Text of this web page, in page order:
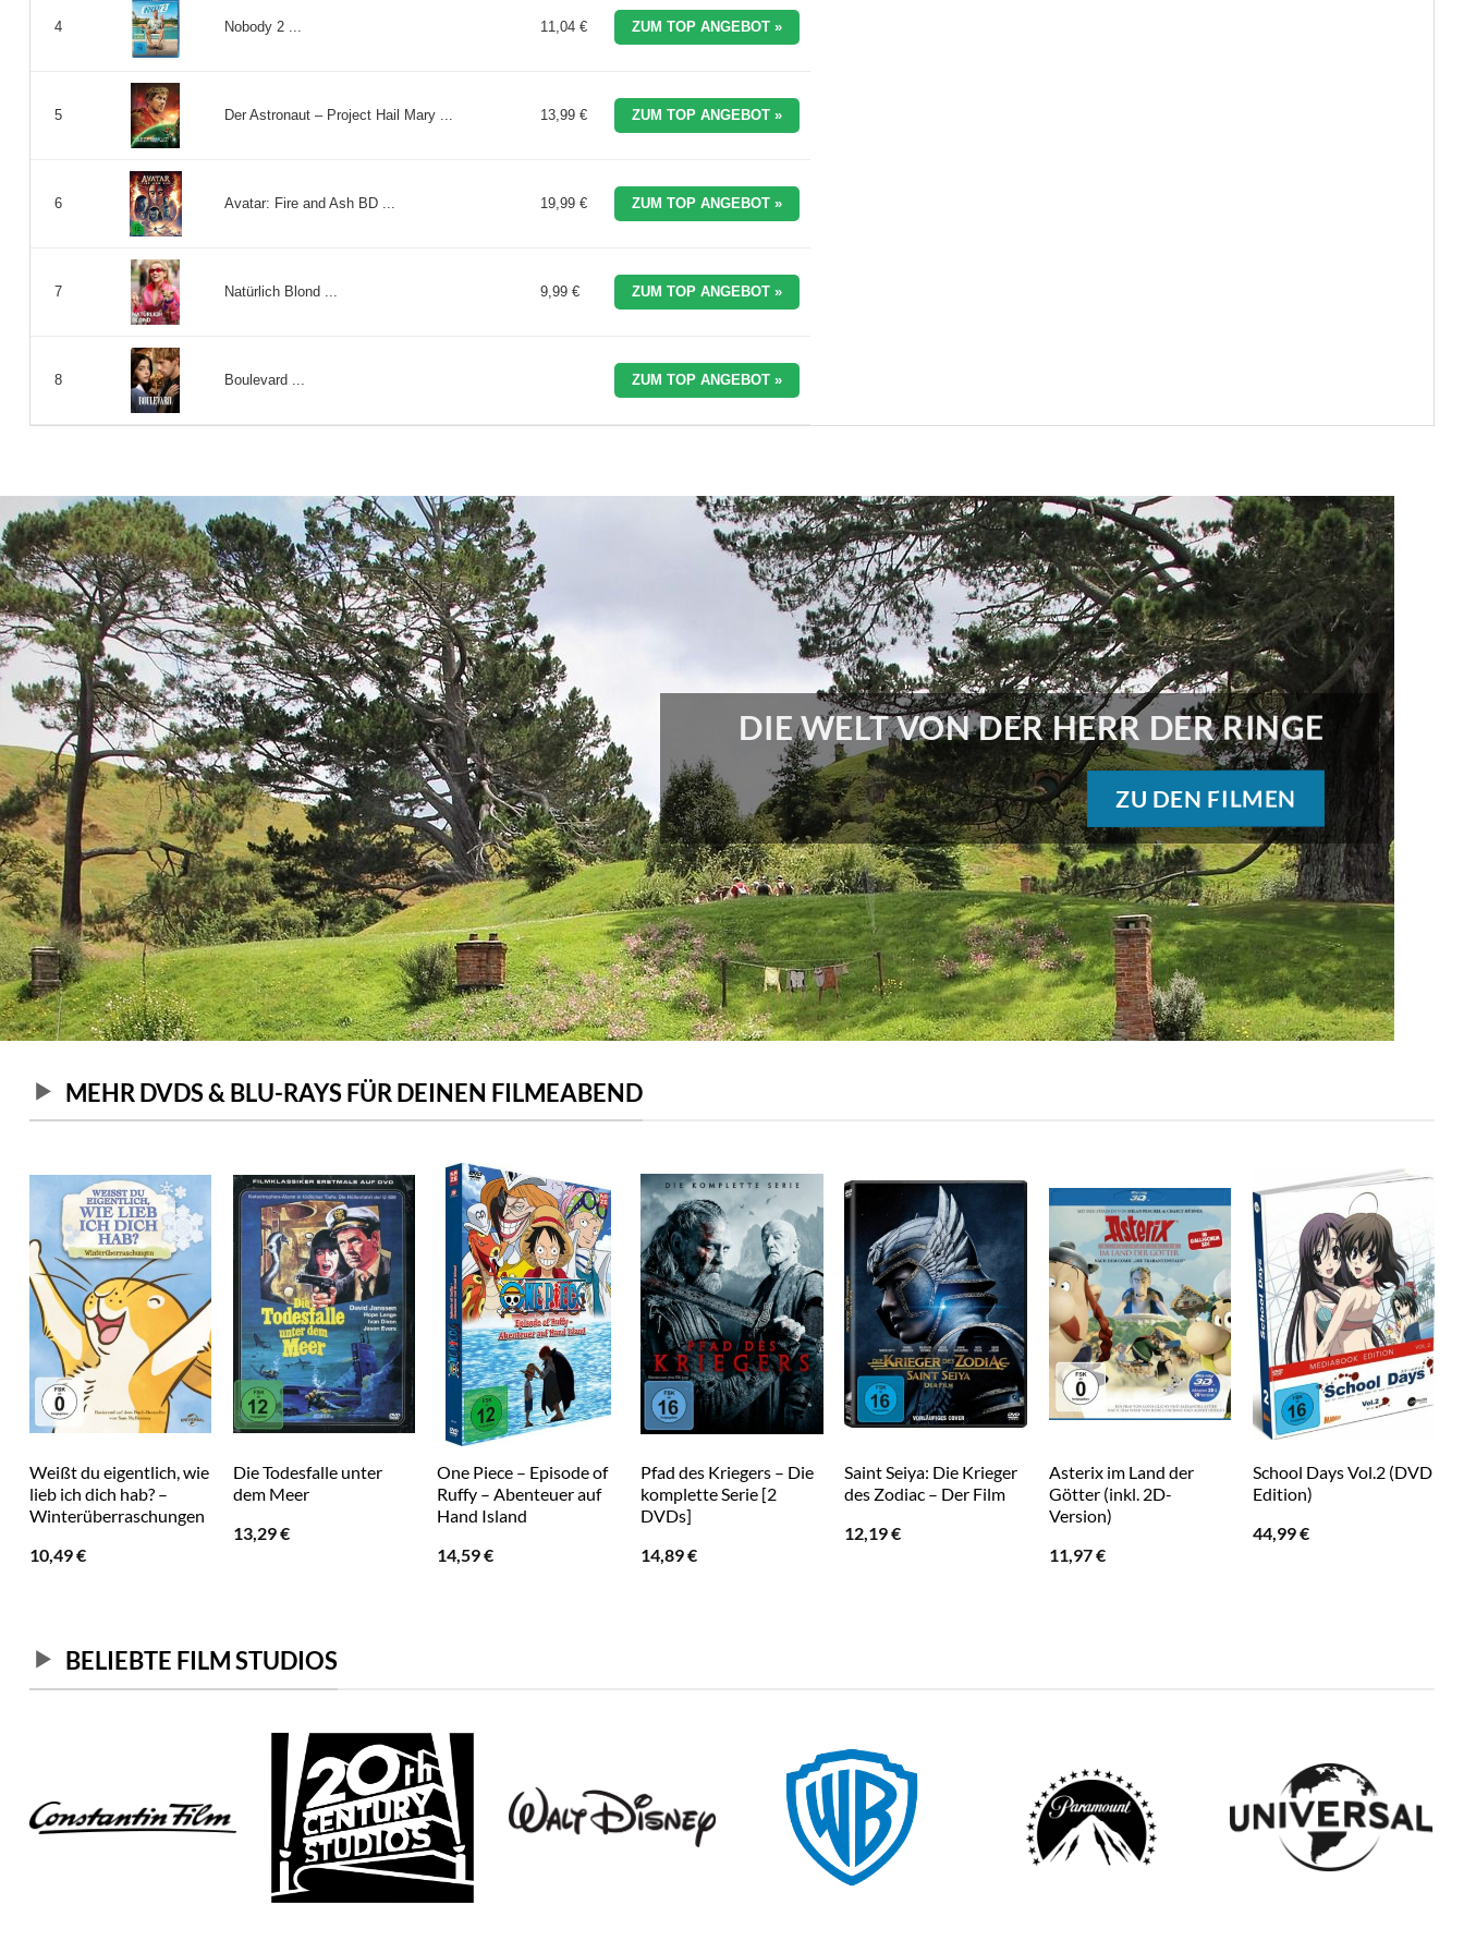
4 Nobody 2 ... 11,04 € ZUM TOP ANGEBOT »
5 Der Astronaut – Project Hail Mary ... 13,99 € ZUM TOP ANGEBOT »
6 Avatar: Fire and Ash BD ... 19,99 € ZUM TOP ANGEBOT »
7 Natürlich Blond ... 9,99 € ZUM TOP ANGEBOT »
8 Boulevard ... ZUM TOP ANGEBOT »
DIE WELT VON DER HERR DER RINGE
ZU DEN FILMEN
MEHR DVDS & BLU-RAYS FÜR DEINEN FILMEABEND
Weißt du eigentlich, wie
lieb ich dich hab? –
Winterüberraschungen
10,49€
Die Todesfalle unter
dem Meer
13,29€
One Piece – Episode of
Ruffy – Abenteuer auf
Hand Island
14,59€
Pfad des Kriegers – Die
komplette Serie [2
DVDs]
14,89€
Saint Seiya: Die Krieger
des Zodiac – Der Film
12,19€
Asterix im Land der
Götter (inkl. 2D-
Version)
11,97€
School Days Vol.2 (DVD
Edition)
44,99€
BELIEBTE FILM STUDIOS